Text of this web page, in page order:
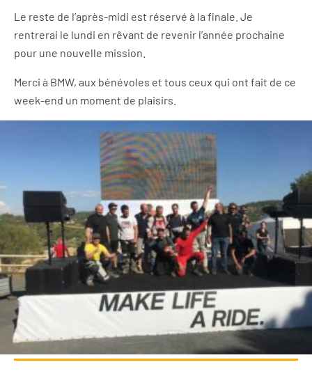
Le reste de l’après-midi est réservé à la finale. Je
rentrerai le lundi en rêvant de revenir l’année prochaine
pour une nouvelle mission.
Merci à BMW, aux bénévoles et tous ceux qui ont fait de ce
week-end un moment de plaisirs.